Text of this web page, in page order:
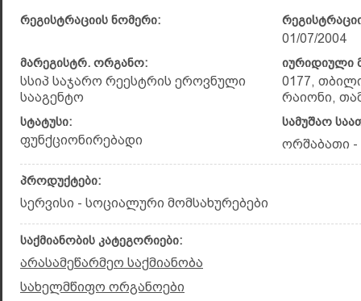
რეგისტრაციის ნომერი:
01/07/2004
მარეგისტრ. ორგანო:
სსიპ საჯარო რეესტრის ეროვნული
სააგენტო
იურიდიული
0177,
რაიონი,
სტატუსი:
ფუნქციონირებადი
სამუშაო
ორშაბათი -
პროდუქტები:
სერვისი - სოციალური მომსახურებები
საქმიანობის კატეგორიები:
არასამეწარმეო საქმიანობა
სახელმწიფო ორგანოები